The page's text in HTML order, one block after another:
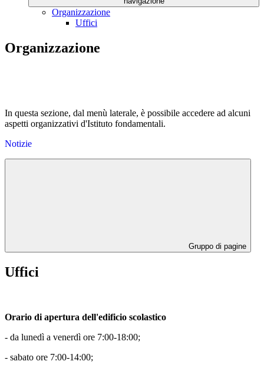
Organizzazione
Uffici
Organizzazione
In questa sezione, dal menù laterale, è possibile accedere ad alcuni
aspetti organizzativi d'Istituto fondamentali.
Notizie
Gruppo di pagine
Uffici
Orario di apertura dell'edificio scolastico
- da lunedì a venerdì ore 7:00-18:00;
- sabato ore 7:00-14:00;